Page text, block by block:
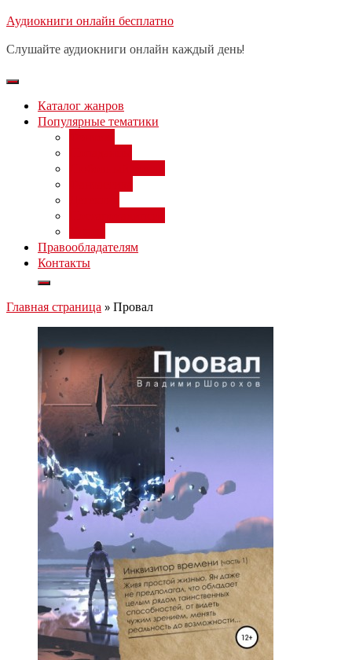
Перейти
содержимому
Аудиокниги онлайн бесплатно
Слушайте аудиокниги онлайн каждый день!
Каталог жанров
Популярные тематики
Правообладателям
Контакты
Главная страница » Провал
Бесплатный вебинар: заработок
день